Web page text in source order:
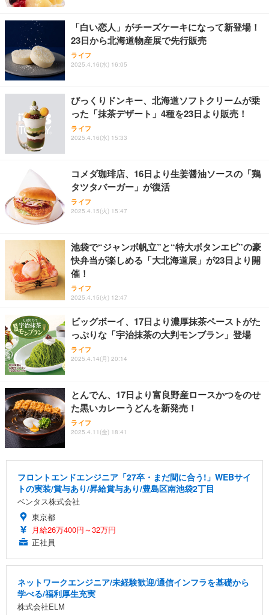
務用 おしゃれ パソコンチェア (ホワイト)
ANDWINT オフィスチェア デスクチェア 肘なし メ
ッシュ 通気性 ランバーサポート付き 腰サポート ガ
ス圧無段階昇降 360度回転 キャスター付き コンパク
【MiniLED/24.5inch/280Hz/FHD】GRAPHT THE S
HOOTER Gaming Monitor 24” Essential ゲーミン
グモニター QD 24.5インチ 1ms FHD 量子ドット 残
アイリスオーヤマ ペットシーツ 超厚型 お徳用 レギ
ュラー 200枚入【Amazon.co.jp限定】
「白い恋人」がチーズケーキになって新登場！
23日から北海道物産展で先行販売
ライフ
2025.4.16(水) 16:05
びっくりドンキー、北海道ソフトクリームが乗
った「抹茶デザート」4種を23日より販売！
ライフ
2025.4.16(水) 15:33
コメダ珈琲店、16日より生姜醤油ソースの「鶏
タツタバーガー」が復活
ライフ
2025.4.15(火) 15:47
池袋で“ジャンボ帆立”と“特大ボタンエビ”の豪
快弁当が楽しめる「大北海道展」が23日より開
催！
ライフ
2025.4.15(火) 12:47
ビッグボーイ、17日より濃厚抹茶ペーストがた
っぷりな「宇治抹茶の大判モンブラン」登場
ライフ
2025.4.14(月) 20:14
とんでん、17日より富良野産ロースかつをのせ
た黒いカレーうどんを新発売！
ライフ
2025.4.11(金) 18:41
フロントエンドエンジニア「27卒・まだ間に合う!」WEBサイ
トの実装/賞与あり/昇給賞与あり/豊島区南池袋2丁目
ベンタス株式会社
東京都
月給26万400円～32万円
正社員
ネットワークエンジニア/未経験歓迎/通信インフラを基礎から
学べる/福利厚生充実
株式会社ELM